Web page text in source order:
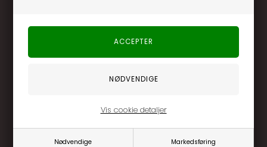
Nødvendige Markedsføring
Vis cookie detaljer
Særlige, eksklusive tilbud kun til klubkunder
Brug dine point allerede på næste køb
.... og mange flere fordele
Læs mere og bliv medlem